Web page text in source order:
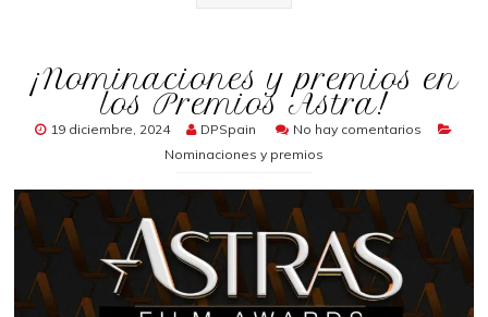
¡Nominaciones y premios en
los Premios Astra!
19 diciembre, 2024 DPSpain
No hay comentarios
Nominaciones y premios